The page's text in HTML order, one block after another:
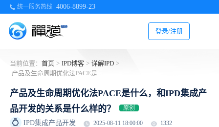
统一服务热线 4006-8899-23
登录/注册
当前位置： 首页 > IPD博客 > 详解IPD >
产品及生命周期优化法PACE是什么，和IPD集成产品开发的关系是什么样的？
产品及生命周期优化法PACE是什么，和IPD集成产
品开发的关系是什么样的？
原创
💍 IPD集成产品开发 2025-08-11 18:00:00 1332